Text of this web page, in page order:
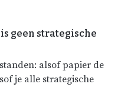
geen strategische
alsof papier de
je alle strategische